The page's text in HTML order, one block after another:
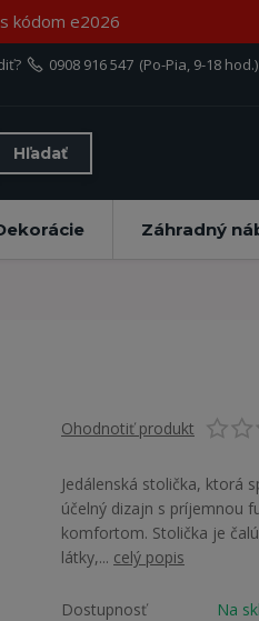
kódom e2026
Hľadať
0908 916 547 (Po-Pia, 9-18 hod.)
Záhradný
Ohodnotiť produkt
Jedálenská stolička, ktorá
účelný dizajn s príjemnou
komfortom. Stolička je
látky,... celý popis
Dostupnosť Na